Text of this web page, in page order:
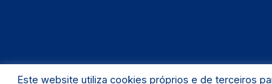
Este website utiliza cookies próprios e de terceiros